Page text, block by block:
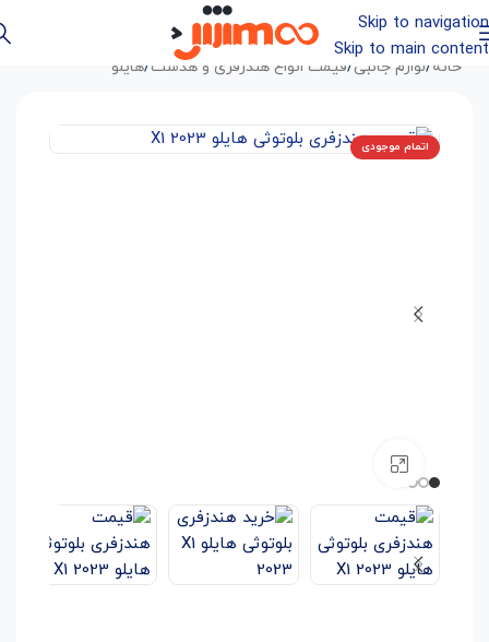
Skip to navigation
Skip to main content
خانه /لوازم جانبی/قیمت انواع هندزفری و هدست/هایلو
اتمام موجودی